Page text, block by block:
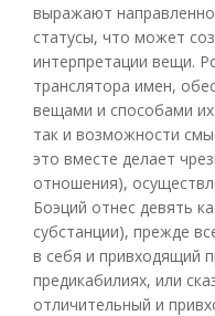
выражают
статусы, что может
интерпретации вещи.
транслятора имен,
вещами и способами
так и возможности
это вместе делает
отношения),
Боэций отнес девять
субстанции), прежде
в себя и привходящий
предикабилиях, или
отличительный и